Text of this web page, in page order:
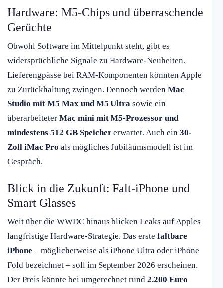
Hardware: M5-Chips und überraschende
Gerüchte
Obwohl Software im Mittelpunkt steht, gibt es
widersprüchliche Signale zu Hardware-Neuheiten.
Lieferengpässe bei RAM-Komponenten könnten Apple
zu Zurückhaltung zwingen. Dennoch werden Mac
Studio mit M5 Max und M5 Ultra sowie ein
überarbeiteter Mac mini mit M5-Prozessor und
mindestens 512 GB Speicher erwartet. Auch ein 30-
Zoll iMac Pro als mögliches Jubiläumsmodell ist im
Gespräch.
Blick in die Zukunft: Falt-iPhone und
Smart Glasses
Weit über die WWDC hinaus blicken Leaks auf Apples
langfristige Hardware-Strategie. Das erste faltbare
iPhone – möglicherweise als iPhone Ultra oder iPhone
Fold bezeichnet – soll im September 2026 erscheinen.
Der Preis könnte bei umgerechnet rund 2.200 Euro